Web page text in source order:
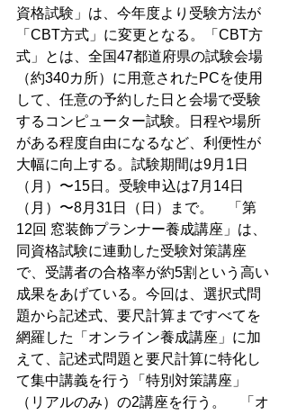
資格試験」は、今年度より受験方法が
「CBT方式」に変更となる。「CBT方
式」とは、全国47都道府県の試験会場
（約340カ所）に用意されたPCを使用
して、任意の予約した日と会場で受験
するコンピューター試験。日程や場所
がある程度自由になるなど、利便性が
大幅に向上する。試験期間は9月1日
（月）〜15日。受験申込は7月14日
（月）〜8月31日（日）まで。　「第
12回 窓装飾プランナー養成講座」は、
同資格試験に連動した受験対策講座
で、受講者の合格率が約5割という高い
成果をあげている。今回は、選択式問
題から記述式、要尺計算まですべてを
網羅した「オンライン養成講座」に加
えて、記述式問題と要尺計算に特化し
て集中講義を行う「特別対策講座」
（リアルのみ）の2講座を行う。　「オ